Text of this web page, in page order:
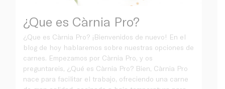
¿Que es Càrnia Pro?
¿Que es Càrnia Pro? ¡Bienvenidos de nuevo! En el
blog de hoy hablaremos sobre nuestras opciones de
carnes. Empezamos por Càrnia Pro, y os
preguntareis, ¿Qué es Càrnia Pro? Bien, Càrnia Pro
nace para facilitar el trabajo, ofreciendo una carne